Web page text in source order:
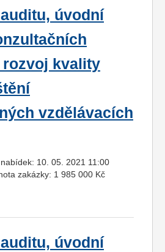
úvodní
kvality
vzdělávacích
10. 05. 2021 11:00
zakázky: 1 985 000 Kč
úvodní